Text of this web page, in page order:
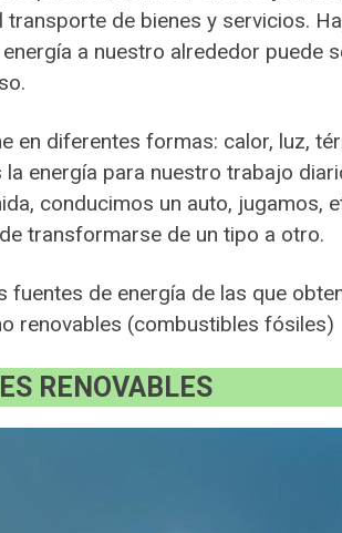
de bienes y servicios.
a nuestro alrededor puede
en diferentes formas: calor, luz,
energía para nuestro trabajo
conducimos un auto, jugamos,
transformarse de un tipo a otro.
fuentes de energía de las que
renovables (combustibles fósiles)
RENOVABLES